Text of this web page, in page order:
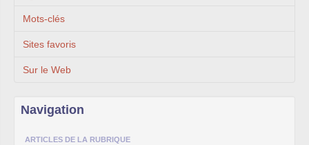
Mots-clés
Sites favoris
Sur le Web
Navigation
ARTICLES DE LA RUBRIQUE